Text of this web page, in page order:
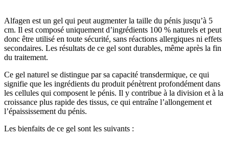
Alfagen est un gel qui peut augmenter la taille du pénis jusqu’à 5
cm. Il est composé uniquement d’ingrédients 100 % naturels et peut
donc être utilisé en toute sécurité, sans réactions allergiques ni effets
secondaires. Les résultats de ce gel sont durables, même après la fin
du traitement.
Ce gel naturel se distingue par sa capacité transdermique, ce qui
signifie que les ingrédients du produit pénètrent profondément dans
les cellules qui composent le pénis. Il y contribue à la division et à la
croissance plus rapide des tissus, ce qui entraîne l’allongement et
l’épaississement du pénis.
Les bienfaits de ce gel sont les suivants :